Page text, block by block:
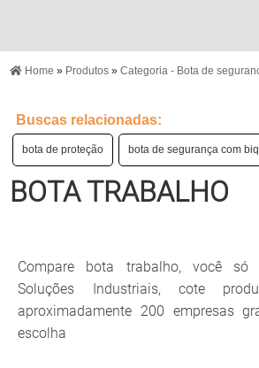
Home » Produtos» Categoria - Bota de
Buscas relacionadas:
bota de proteção bota de segurança com
BOTA TRABALHO
Compare bota trabalho, você
Soluções Industriais, cote
aproximadamente 200 empresas
escolha